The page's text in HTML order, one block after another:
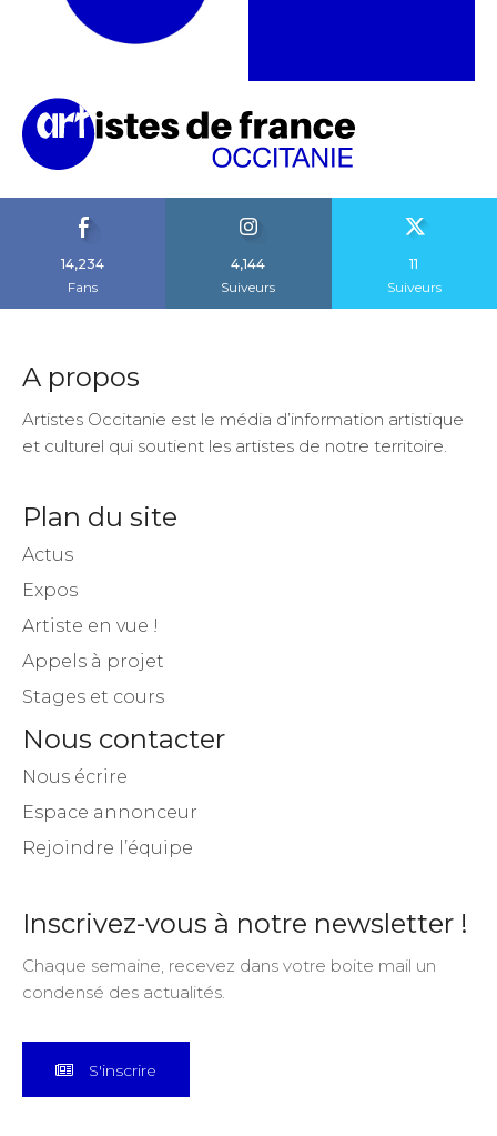
14,234
Fans
4,144
Suiveurs
11
Suiveurs
A propos
Artistes Occitanie est le média d’information artistique
et culturel qui soutient les artistes de notre territoire.
Plan du site
Actus
Expos
Artiste en vue !
Appels à projet
Stages et cours
Nous contacter
Nous écrire
Espace annonceur
Rejoindre l’équipe
Inscrivez-vous à notre newsletter !
Chaque semaine, recevez dans votre boite mail un
condensé des actualités.
S'inscrire